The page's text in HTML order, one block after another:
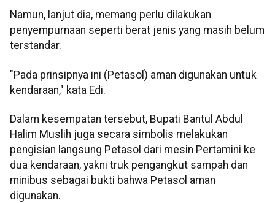
Namun, lanjut dia, memang perlu dilakukan
penyempurnaan seperti berat jenis yang masih belum
terstandar.
"Pada prinsipnya ini (Petasol) aman digunakan untuk
kendaraan," kata Edi.
Dalam kesempatan tersebut, Bupati Bantul Abdul
Halim Muslih juga secara simbolis melakukan
pengisian langsung Petasol dari mesin Pertamini ke
dua kendaraan, yakni truk pengangkut sampah dan
minibus sebagai bukti bahwa Petasol aman
digunakan.